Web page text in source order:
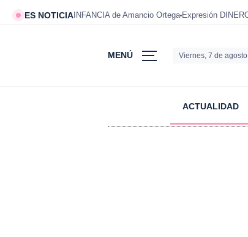
ES NOTICIA INFANCIA de Amancio Ortega Expresión
MENÚ Viernes, 7 de
ACTUALIDAD